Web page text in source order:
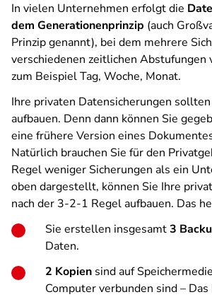
In vielen Unternehmen erfolgt die
dem Generationenprinzip (auch
Prinzip genannt), bei dem mehrere
verschiedenen zeitlichen Abstufungen
zum Beispiel Tag, Woche, Monat.
Ihre privaten Datensicherungen
aufbauen. Denn dann können Sie
eine frühere Version eines
Natürlich brauchen Sie für den
Regel weniger Sicherungen als ein
oben dargestellt, können Sie Ihre
nach der 3-2-1 Regel aufbauen. Das
Sie erstellen insgesamt3
Daten.
2 Kopien sind auf
Computer verbunden sind –